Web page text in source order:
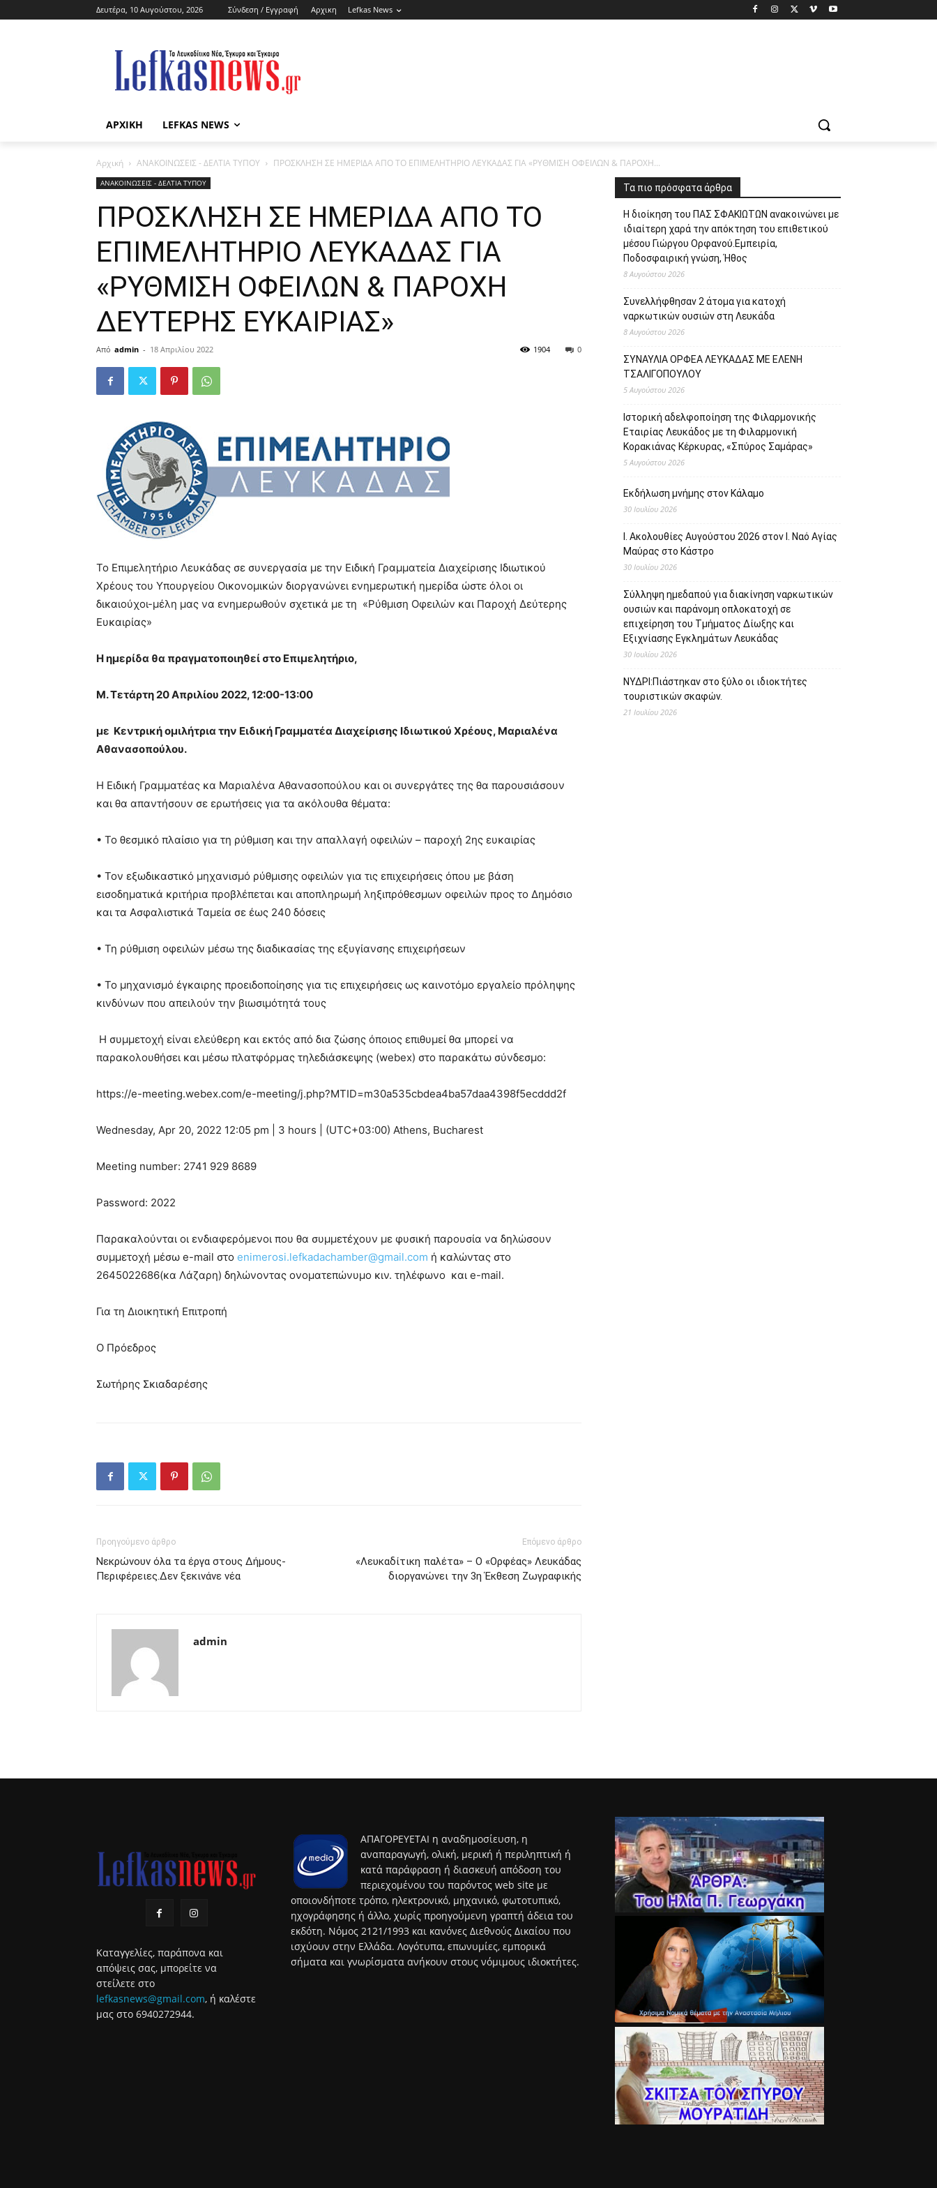
Δευτέρα, 10 Αυγούστου, 2026 Σύνδεση / Εγγραφή Αρχικη Lefkas News
ΑΡΧΙΚΗ LEFKAS NEWS
Αρχική ΑΝΑΚΟΙΝΩΣΕΙΣ - ΔΕΛΤΙΑ ΤΥΠΟΥ ΠΡΟΣΚΛΗΣΗ ΣΕ ΗΜΕΡΙΔΑ ΑΠΟ ΤΟ ΕΠΙΜΕΛΗΤΗΡΙΟ ΛΕΥΚΑΔΑΣ ΓΙΑ «ΡΥΘΜΙΣΗ ΟΦΕΙΛΩΝ & ΠΑΡΟΧΗ...
ΑΝΑΚΟΙΝΩΣΕΙΣ - ΔΕΛΤΙΑ ΤΥΠΟΥ
ΠΡΟΣΚΛΗΣΗ ΣΕ ΗΜΕΡΙΔΑ ΑΠΟ ΤΟ
ΕΠΙΜΕΛΗΤΗΡΙΟ ΛΕΥΚΑΔΑΣ ΓΙΑ
«ΡΥΘΜΙΣΗ ΟΦΕΙΛΩΝ & ΠΑΡΟΧΗ
ΔΕΥΤΕΡΗΣ ΕΥΚΑΙΡΙΑΣ»
Από admin - 18 Απριλίου 2022 0
1904
Το Επιμελητήριο Λευκάδας σε συνεργασία με την Ειδική Γραμματεία Διαχείρισης Ιδιωτικού
Χρέους του Υπουργείου Οικονομικών διοργανώνει ενημερωτική ημερίδα ώστε όλοι οι
δικαιούχοι-μέλη μας να ενημερωθούν σχετικά με τη «Ρύθμιση Οφειλών και Παροχή Δεύτερης
Ευκαιρίας»
Η ημερίδα θα πραγματοποιηθεί στο Επιμελητήριο,
Μ. Τετάρτη 20 Απριλίου 2022, 12:00-13:00
με Κεντρική ομιλήτρια την Ειδική Γραμματέα Διαχείρισης Ιδιωτικού Χρέους, Μαριαλένα
Αθανασοπούλου.
Η Ειδική Γραμματέας κα Μαριαλένα Αθανασοπούλου και οι συνεργάτες της θα παρουσιάσουν
και θα απαντήσουν σε ερωτήσεις για τα ακόλουθα θέματα:
• Το θεσμικό πλαίσιο για τη ρύθμιση και την απαλλαγή οφειλών – παροχή 2ης ευκαιρίας
• Τον εξωδικαστικό μηχανισμό ρύθμισης οφειλών για τις επιχειρήσεις όπου με βάση
εισοδηματικά κριτήρια προβλέπεται και αποπληρωμή ληξιπρόθεσμων οφειλών προς το Δημόσιο
και τα Ασφαλιστικά Ταμεία σε έως 240 δόσεις
• Τη ρύθμιση οφειλών μέσω της διαδικασίας της εξυγίανσης επιχειρήσεων
• Το μηχανισμό έγκαιρης προειδοποίησης για τις επιχειρήσεις ως καινοτόμο εργαλείο πρόληψης
κινδύνων που απειλούν την βιωσιμότητά τους
Η συμμετοχή είναι ελεύθερη και εκτός από δια ζώσης όποιος επιθυμεί θα μπορεί να
παρακολουθήσει και μέσω πλατφόρμας τηλεδιάσκεψης (webex) στο παρακάτω σύνδεσμο:
https://e-meeting.webex.com/e-meeting/j.php?MTID=m30a535cbdea4ba57daa4398f5ecddd2f
Wednesday, Apr 20, 2022 12:05 pm | 3 hours | (UTC+03:00) Athens, Bucharest
Meeting number: 2741 929 8689
Password: 2022
Παρακαλούνται οι ενδιαφερόμενοι που θα συμμετέχουν με φυσική παρουσία να δηλώσουν
συμμετοχή μέσω e-mail στο enimerosi.lefkadachamber@gmail.com ή καλώντας στο
2645022686(κα Λάζαρη) δηλώνοντας ονοματεπώνυμο κιν. τηλέφωνο και e-mail.
Για τη Διοικητική Επιτροπή
Ο Πρόεδρος
Σωτήρης Σκιαδαρέσης
Προηγούμενο άρθρο
Νεκρώνουν όλα τα έργα στους Δήμους-
Περιφέρειες.Δεν ξεκινάνε νέα
Επόμενο άρθρο
«Λευκαδίτικη παλέτα» – O «Ορφέας» Λευκάδας
διοργανώνει την 3η Έκθεση Ζωγραφικής
admin
Τα πιο πρόσφατα άρθρα
Η διοίκηση του ΠΑΣ ΣΦΑΚΙΩΤΩΝ ανακοινώνει με
ιδιαίτερη χαρά την απόκτηση του επιθετικού
μέσου Γιώργου Ορφανού.Εμπειρία,
Ποδοσφαιρική γνώση, Ήθος
8 Αυγούστου 2026
Συνελλήφθησαν 2 άτομα για κατοχή
ναρκωτικών ουσιών στη Λευκάδα
8 Αυγούστου 2026
ΣΥΝΑΥΛΙΑ ΟΡΦΕΑ ΛΕΥΚΑΔΑΣ ΜΕ ΕΛΕΝΗ
ΤΣΑΛΙΓΟΠΟΥΛΟΥ
5 Αυγούστου 2026
Ιστορική αδελφοποίηση της Φιλαρμονικής
Εταιρίας Λευκάδος με τη Φιλαρμονική
Κορακιάνας Κέρκυρας, «Σπύρος Σαμάρας»
5 Αυγούστου 2026
Εκδήλωση μνήμης στον Κάλαμο
30 Ιουλίου 2026
Ι. Ακολουθίες Αυγούστου 2026 στον Ι. Ναό Αγίας
Μαύρας στο Κάστρο
30 Ιουλίου 2026
Σύλληψη ημεδαπού για διακίνηση ναρκωτικών
ουσιών και παράνομη οπλοκατοχή σε
επιχείρηση του Τμήματος Δίωξης και
Εξιχνίασης Εγκλημάτων Λευκάδας
30 Ιουλίου 2026
ΝΥΔΡΙ:Πιάστηκαν στο ξύλο οι ιδιοκτήτες
τουριστικών σκαφών.
21 Ιουλίου 2026
Καταγγελίες, παράπονα και
απόψεις σας, μπορείτε να
στείλετε στο
lefkasnews@gmail.com, ή καλέστε
μας στο 6940272944.
ΑΠΑΓΟΡΕΥΕΤΑΙ η αναδημοσίευση, η
αναπαραγωγή, ολική, μερική ή περιληπτική ή
κατά παράφραση ή διασκευή απόδοση του
περιεχομένου του παρόντος web site με
οποιονδήποτε τρόπο, ηλεκτρονικό, μηχανικό, φωτοτυπικό,
ηχογράφησης ή άλλο, χωρίς προηγούμενη γραπτή άδεια του
εκδότη. Νόμος 2121/1993 και κανόνες Διεθνούς Δικαίου που
ισχύουν στην Ελλάδα. Λογότυπα, επωνυμίες, εμπορικά
σήματα και γνωρίσματα ανήκουν στους νόμιμους ιδιοκτήτες.